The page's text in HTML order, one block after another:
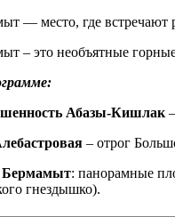
— место, где встречают
– это необъятные
Абазы-Кишлак
– отрог
Бермамыт: панорамные
гнездышко).